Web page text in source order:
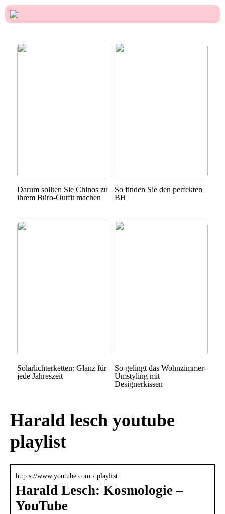
Darum sollten Sie Chinos zu
ihrem Büro-Outfit machen
So finden Sie den perfekten
BH
Solarlichterketten: Glanz für
jede Jahreszeit
So gelingt das Wohnzimmer-
Umstyling mit
Designerkissen
Harald lesch youtube
playlist
http s://www.youtube.com › playlist
Harald Lesch: Kosmologie –
YouTube